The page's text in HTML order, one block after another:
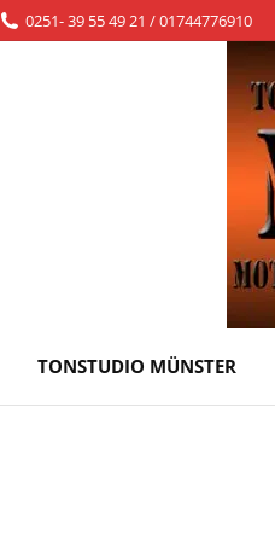
0251- 39 55 49 21 / 01744776910
TONSTUDIO MÜNSTER
TONSTUDIO MÜNSTER